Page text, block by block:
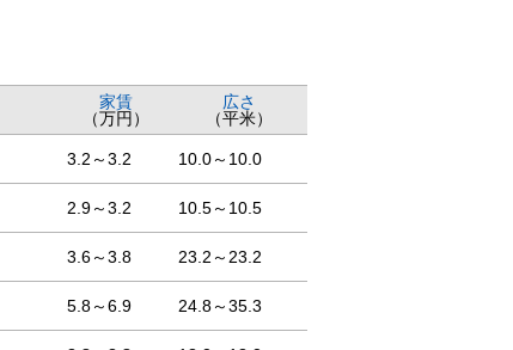
家賃
（万円）
広さ
（平米）
3.2～3.2 10.0～10.0
2.9～3.2 10.5～10.5
3.6～3.8 23.2～23.2
5.8～6.9 24.8～35.3